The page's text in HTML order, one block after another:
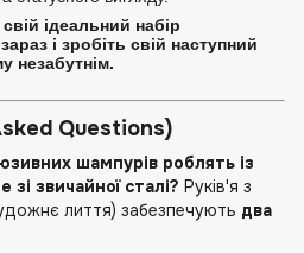
ідеальний набір
і зробіть свій наступний
незабутнім.
Questions)
шампурів роблять із
зі звичайної сталі? Руків'я з
лиття) забезпечують два